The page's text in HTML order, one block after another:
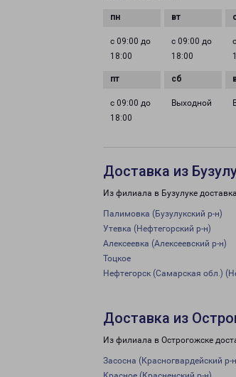
с 09:00 до
18:00
с 09:00 до
18:00
с 09:00 до
18:00
Выходной
Доставка из
Из филиала в Бузулуке
Палимовка (Бузулукский р-н)
Утевка (Нефтегорский р-н)
Алексеевка (Алексеевский р-н)
Тоцкое
Нефтегорск (Самарская обл.)
Доставка из
Из филиала в Острогожске
Засосна (Красногвардейский р-